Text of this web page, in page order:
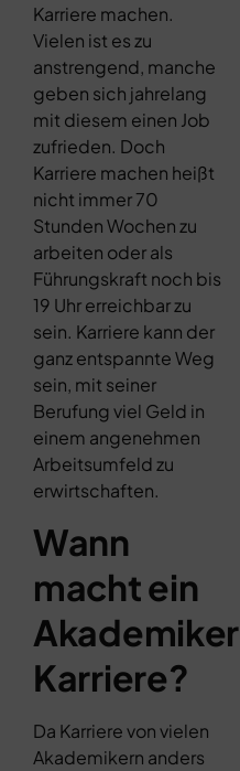
Karriere machen.
Vielen ist es zu
anstrengend, manche
geben sich jahrelang
mit diesem einen Job
zufrieden. Doch
Karriere machen heißt
nicht immer 70
Stunden Wochen zu
arbeiten oder als
Führungskraft noch bis
19 Uhr erreichbar zu
sein. Karriere kann der
ganz entspannte Weg
sein, mit seiner
Berufung viel Geld in
einem angenehmen
Arbeitsumfeld zu
erwirtschaften.
Wann
macht ein
Akademiker
Karriere?
Da Karriere von vielen
Akademikern anders